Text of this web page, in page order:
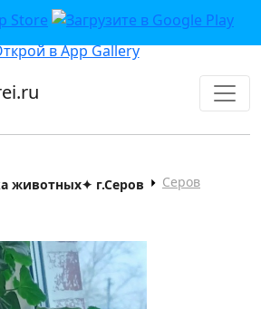
животных✦ г.Серов Серов